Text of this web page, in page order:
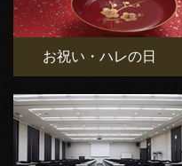
お祝い・ハレの日